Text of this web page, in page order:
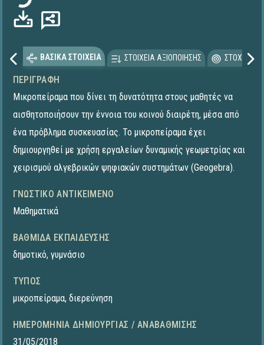
ΒΑΣΙΚΑ ΣΤΟΙΧΕΙΑ ΣΤΟΙΧΕΙΑ ΑΞΙΟΠΟΙΗΣΗΣ
ΠΕΡΙΓΡΑΦΉ
Μικροπείραμα που δίνει τη δυνατότητα στους μαθητές να
αισθητοποιήσουν την έννοια του κοινού διαιρέτη, μέσα από
ένα πρόβλημα συσκευασίας. Το μικροπείραμα έχει
δημιουργηθεί με χρήση εργαλείων δυναμικής γεωμετρίας και
χειρισμού αλγεβρικών ψηφιακών συστημάτων (Geogebra).
ΓΝΩΣΤΙΚΌ ΑΝΤΙΚΕΊΜΕΝΟ
Μαθηματικά
ΒΑΘΜΊΔΑ ΕΚΠΑΊΔΕΥΣΗΣ
δημοτικό, γυμνάσιο
ΤΎΠΟΣ
μικροπείραμα, διερεύνηση
ΗΜΕΡΟΜΗΝΊΑ ΔΗΜΙΟΥΡΓΊΑΣ / ΑΝΑΒΆΘΜΙΣΗΣ
31/05/2018